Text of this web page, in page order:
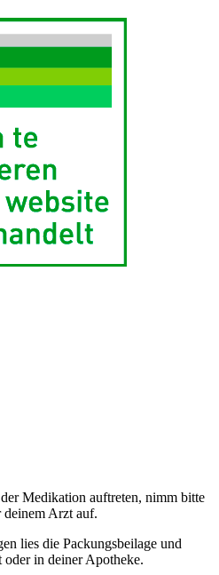
Medikation auftreten, nimm bitte
Arzt auf.
lies die Packungsbeilage und
in deiner Apotheke.